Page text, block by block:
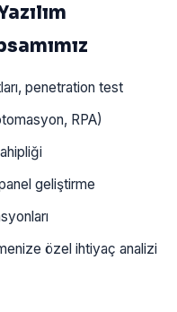
penetration test
RPA)
geliştirme
özel ihtiyaç analizi